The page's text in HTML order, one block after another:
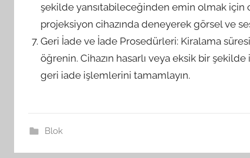
şekilde yansıtabileceğinden emin olmak için
projeksiyon cihazında deneyerek görsel ve
Geri İade ve İade Prosedürleri: Kiralama
öğrenin. Cihazın hasarlı veya eksik bir
geri iade işlemlerini tamamlayın.
Blok